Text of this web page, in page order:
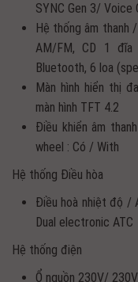
SYNC Gen 3/ Voice
Hệ thống âm thanh
AM/FM, CD 1 đĩa
Bluetooth, 6 loa
Màn hình hiển thị
màn hình TFT 4.2
Điều khiển âm
wheel : Có / With
Hệ thống Điều hòa
Điều hoà nhiệt độ /
Dual electronic ATC
Hệ thống điện
Ổ nguồn 230V/